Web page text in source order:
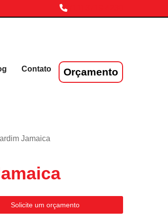
Contato Orçamento
Jamaica
Solicite um orçamento